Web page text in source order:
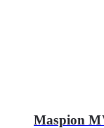
Maspion